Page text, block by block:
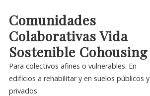
content
Comunidades
Colaborativas Vida
Sostenible Cohousing
Para colectivos afines o vulnerables. En
edificios a rehabilitar y en suelos públicos y
privados